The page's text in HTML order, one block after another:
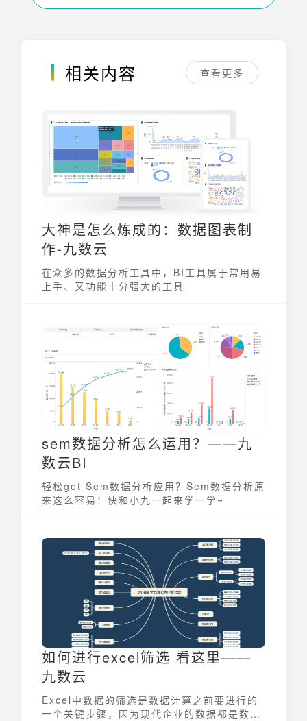
相关内容 查看更多
大神是怎么炼成的：数据图表制
作-九数云
在众多的数据分析工具中，BI工具属于常用易
上手、又功能十分强大的工具
sem数据分析怎么运用？——九
数云BI
轻松get Sem数据分析应用？Sem数据分析原
来这么容易！快和小九一起来学一学~
如何进行excel筛选 看这里——
九数云
Excel中数据的筛选是数据计算之前要进行的
一个关键步骤，因为现代企业的数据都是数以